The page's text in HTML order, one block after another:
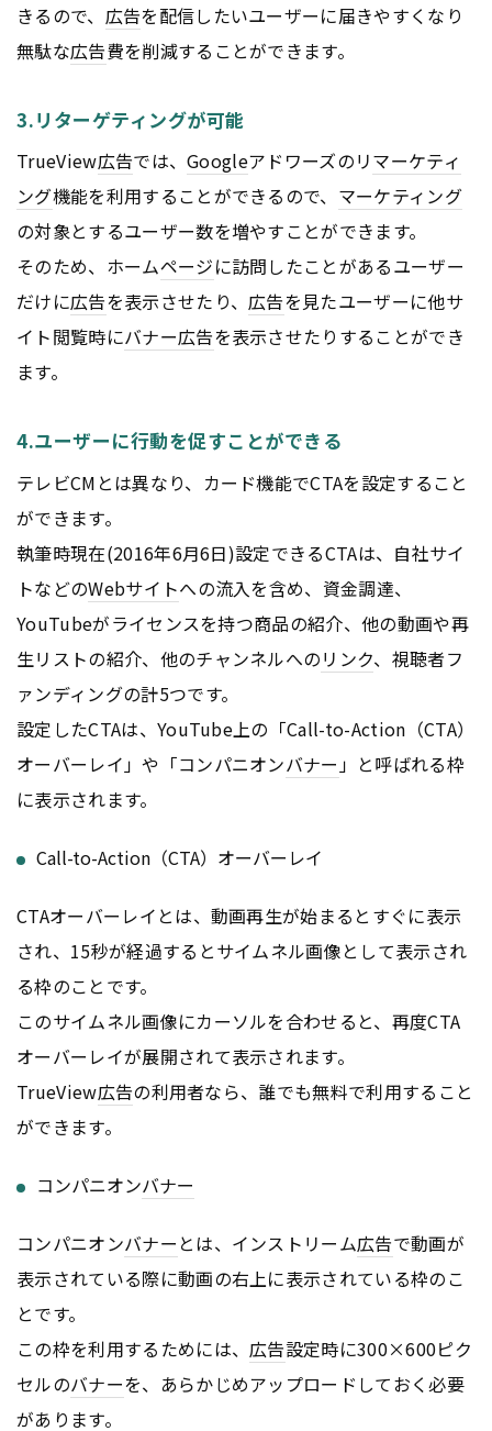
きるので、 広告を配信したいユーザーに届きやすくなり
無駄な広告費を削減することができます。
3.リターゲティングが可能
TrueView広告では、Googleアドワーズのリマーケティ
ング機能を利用することができるので、 マーケティング
の対象とするユーザー数を増やすことができます。
そのため、ホームページに訪問したことがあるユーザー
だけに広告を表示させたり、広告を見たユーザーに他サ
イト閲覧時にバナー広告を表示させたりすることができ
ます。
4.ユーザーに行動を促すことができる
テレビCMとは異なり、カード機能でCTAを設定すること
ができます。
執筆時現在(2016年6月6日)設定できるCTAは、自社サイ
トなどのWebサイトへの流入を含め、資金調達、
YouTubeがライセンスを持つ商品の紹介、他の動画や再
生リストの紹介、他のチャンネルへのリンク、視聴者フ
ァンディングの計5つです。
設定したCTAは、YouTube上の「Call-to-Action（CTA）
オーバーレイ」や「コンパニオンバナー 」と呼ばれる枠
に表示されます。
Call-to-Action（CTA）オーバーレイ
CTAオーバーレイとは、動画再生が始まるとすぐに表示
され、15秒が経過するとサイムネル画像として表示され
る枠のことです。
このサイムネル画像にカーソルを合わせると、再度CTA
オーバーレイが展開されて表示されます。
TrueView広告の利用者なら、誰でも無料で利用すること
ができます。
コンパニオンバナー
コンパニオンバナー とは、インストリーム広告で動画が
表示されている際に動画の右上に表示されている枠のこ
とです。
この枠を利用するためには、 広告設定時に300×600ピク
セルのバナーを、あらかじめアップロードしておく必要
があります。